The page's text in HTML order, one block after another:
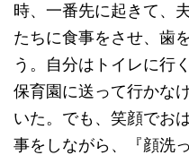
時、一番先に起きて、
たちに食事をさせ、歯
う。自分はトイレに行
保育園に送って行かな
いた。でも、笑顔でお
事をしながら、『顔洗